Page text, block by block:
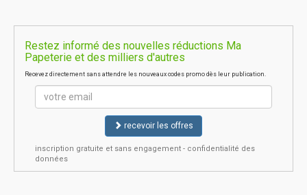
Restez informé des nouvelles réductions Ma
Papeterie et des milliers d'autres
Recevez directement sans attendre les nouveaux codes promo dès leur publication.
recevoir les offres
inscription gratuite et sans engagement - confidentialité des
données